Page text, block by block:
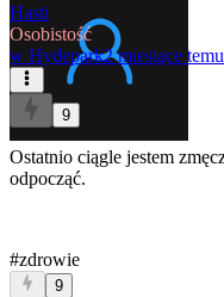
Hasti
Osobistość
w Hydepark2 miesiące temu
9
Ostatnio ciągle jestem
odpocząć.
#zdrowie
9